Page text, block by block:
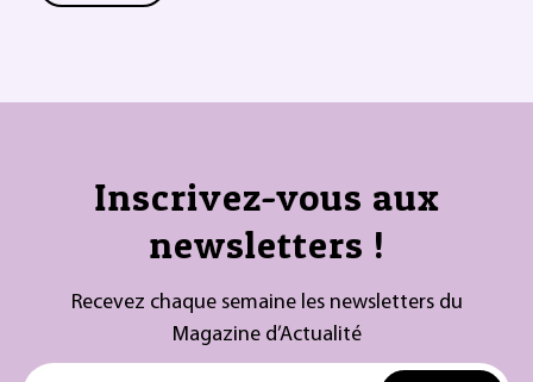
Inscrivez-vous aux
newsletters !
Recevez chaque semaine les newsletters du
Magazine d’Actualité